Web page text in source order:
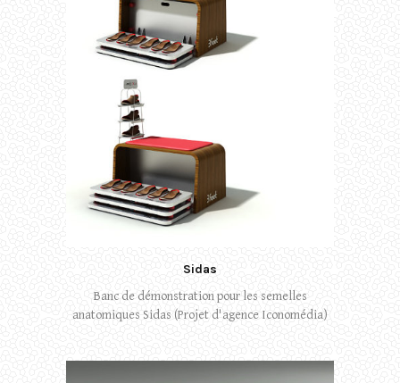
Sidas
Banc de démonstration pour les semelles
anatomiques Sidas (Projet d'agence Iconomédia)